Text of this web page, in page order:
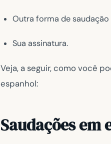
Outra forma de
Sua assinatura.
Veja, a seguir, como você
espanhol:
Saudações